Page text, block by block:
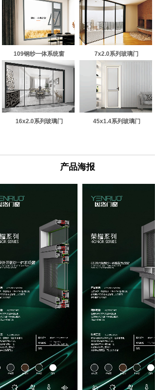
109钢纱一体系统窗 7x2.0系列玻璃门
16x2.0系列玻璃门 45x1.4系列玻璃门
产品海报